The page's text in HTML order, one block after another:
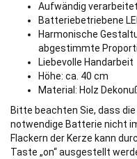
Aufwändig
Batteriebetriebene
Harmonische
abgestimmte
Liebevolle Handarbeit
Höhe: ca. 40 cm
Material: Holz
Bitte beachten Sie, dass
notwendige Batterie nicht
Flackern der Kerze kann
Taste „on“ ausgestellt